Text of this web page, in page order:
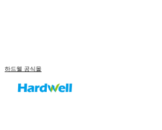
하드웰 공식몰